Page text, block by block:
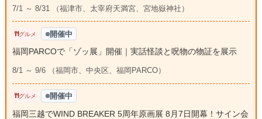
7/1 ～ 8/31 （福津市、太宰府天満宮、宮地嶽神社）
グルメ 開催中
福岡PARCOで「ゾッ展」開催｜実話怪談と呪物の物証を展示
8/1 ～ 9/6 （福岡市、中央区、福岡PARCO）
グルメ 開催中
福岡三越でWIND BREAKER 5周年原画展 8月7日開幕！サイン会